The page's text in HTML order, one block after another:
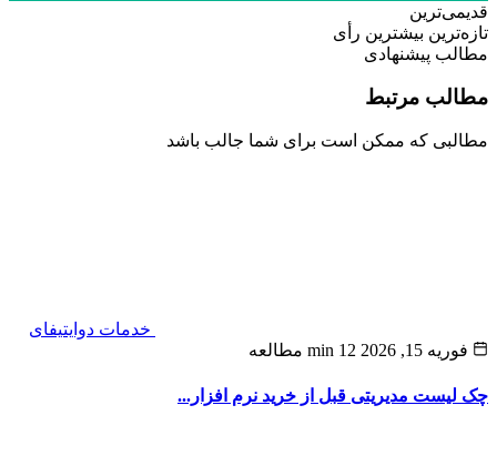
بیشترین رأی
پیشنهادی
مرتبط
که ممکن است برای شما جالب باشد
خدمات دوایتیفای
15, 2026
12 min مطالعه
مدیریتی قبل از خرید نرم‌ افزار...